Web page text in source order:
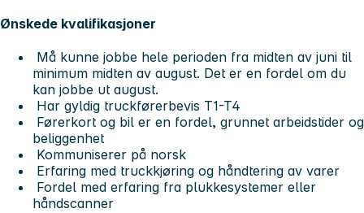
Ønskede kvalifikasjoner
Må kunne jobbe hele perioden fra midten av juni til
minimum midten av august. Det er en fordel om du
kan jobbe ut august.
Har gyldig truckførerbevis T1-T4
Førerkort og bil er en fordel, grunnet arbeidstider og
beliggenhet
Kommuniserer på norsk
Erfaring med truckkjøring og håndtering av varer
Fordel med erfaring fra plukkesystemer eller
håndscanner